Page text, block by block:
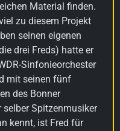
Material finden.
zu diesem Projekt
seinen eigenen
drei Freds) hatte er
Sinfonieorchester
mit seinen fünf
des Bonner
Spitzenmusiker
kennt, ist Fred für